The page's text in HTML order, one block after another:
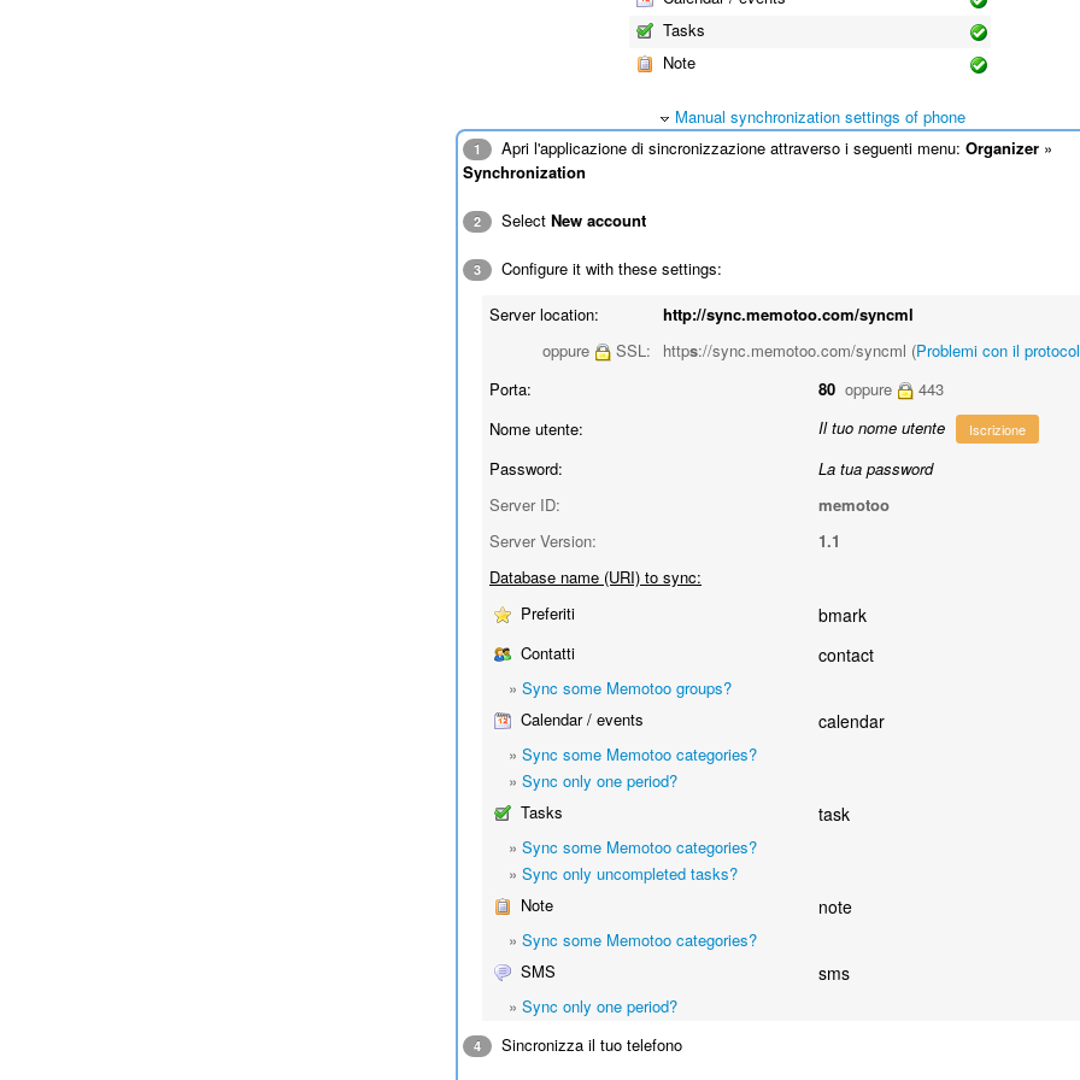
Tasks
Note
Manual synchronization settings of phone
1 Apri l'applicazione di sincronizzazione attraverso i seguenti menu: Organizer »
Synchronization
2 Select New account
3
Configure it with these settings:
Server location:
http://sync.memotoo.com/syncml
oppure
SSL: https://sync.memotoo.com/syncml (Problemi con il
Porta:
80 oppure
443
Nome utente:
Il tuo nome utente Iscrizione
Password:
La tua password
Server ID:
memotoo
Server Version:
1.1
Database name (URI) to sync:
Preferiti
bmark
Contatti contact
» Sync some Memotoo groups?
Calendar / events
calendar
» Sync some Memotoo categories?
» Sync only one period?
Tasks
task
» Sync some Memotoo categories?
» Sync only uncompleted tasks?
Note
note
» Sync some Memotoo categories?
SMS
sms
» Sync only one period?
4
Sincronizza il tuo telefono